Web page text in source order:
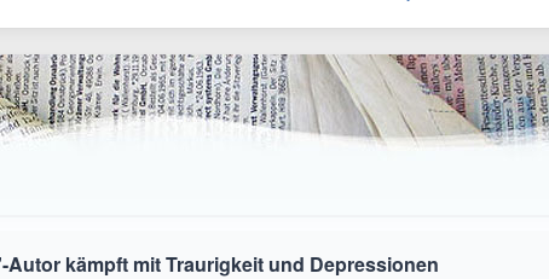
Autor kämpft mit Traurigkeit und Depressionen